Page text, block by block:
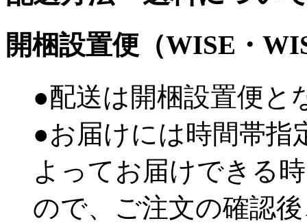
開梱設置便（WISE・
●配送は開梱設置便と
●お届けには時間帯指
よってお届けできる
ので、ご注文の確認